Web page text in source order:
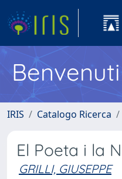
IRIS Catalogo Ricerca
El Poeta i la
GRILLI, GIUSEPPE